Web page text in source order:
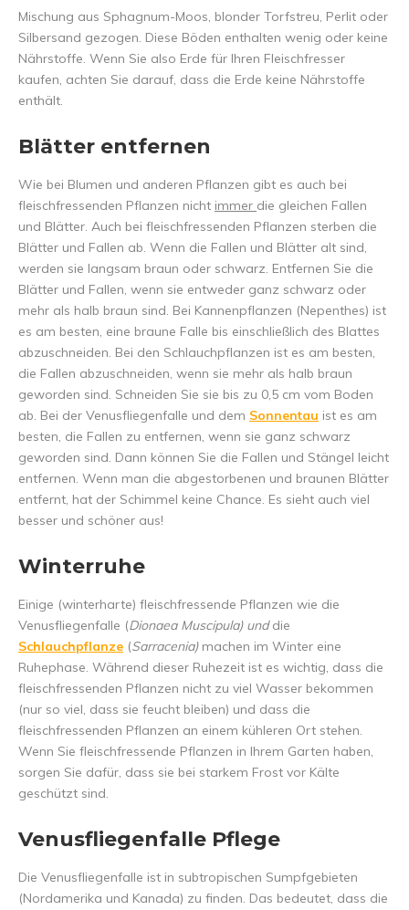
Mischung aus Sphagnum-Moos, blonder Torfstreu, Perlit oder
Silbersand gezogen. Diese Böden enthalten wenig oder keine
Nährstoffe. Wenn Sie also Erde für Ihren Fleischfresser
kaufen, achten Sie darauf, dass die Erde keine Nährstoffe
enthält.
Blätter entfernen
Wie bei Blumen und anderen Pflanzen gibt es auch bei
fleischfressenden Pflanzen nicht immer die gleichen Fallen
und Blätter. Auch bei fleischfressenden Pflanzen sterben die
Blätter und Fallen ab. Wenn die Fallen und Blätter alt sind,
werden sie langsam braun oder schwarz. Entfernen Sie die
Blätter und Fallen, wenn sie entweder ganz schwarz oder
mehr als halb braun sind. Bei Kannenpflanzen (Nepenthes) ist
es am besten, eine braune Falle bis einschließlich des Blattes
abzuschneiden. Bei den Schlauchpflanzen ist es am besten,
die Fallen abzuschneiden, wenn sie mehr als halb braun
geworden sind. Schneiden Sie sie bis zu 0,5 cm vom Boden
ab. Bei der Venusfliegenfalle und dem Sonnentau ist es am
besten, die Fallen zu entfernen, wenn sie ganz schwarz
geworden sind. Dann können Sie die Fallen und Stängel leicht
entfernen. Wenn man die abgestorbenen und braunen Blätter
entfernt, hat der Schimmel keine Chance. Es sieht auch viel
besser und schöner aus!
Winterruhe
Einige (winterharte) fleischfressende Pflanzen wie die
Venusfliegenfalle (Dionaea Muscipula) unddie
Schlauchpflanze (Sarracenia)machen im Winter eine
Ruhephase. Während dieser Ruhezeit ist es wichtig, dass die
fleischfressenden Pflanzen nicht zu viel Wasser bekommen
(nur so viel, dass sie feucht bleiben) und dass die
fleischfressenden Pflanzen an einem kühleren Ort stehen.
Wenn Sie fleischfressende Pflanzen in Ihrem Garten haben,
sorgen Sie dafür, dass sie bei starkem Frost vor Kälte
geschützt sind.
Venusfliegenfalle Pflege
Die Venusfliegenfalle ist in subtropischen Sumpfgebieten
(Nordamerika und Kanada) zu finden. Das bedeutet, dass die